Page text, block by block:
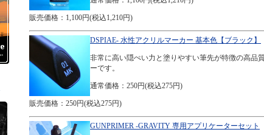
販売価格：1,100円(税込1,210円)
DSPIAE- 水性アクリルマーカー 基本色【ブラック】
非常に高い隠ぺい力と塗りやすい筆先が特徴の高品
ーです。
通常価格：250円(税込275円)
販売価格：250円(税込275円)
GUNPRIMER -GRAVITY 専用アプリケーターセット